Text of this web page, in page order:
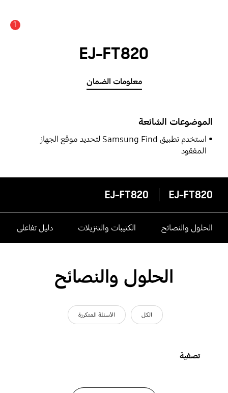
1
EJ-FT820
معلومات الضمان
الموضوعات الشائعة
استخدم تطبيق Samsung Find لتحديد موقع الجهاز
المفقود
EJ-FT820
EJ-FT820
الحلول والنصائح الكتيبات والتنزيلات دليل تفاعلى
الحلول والنصائح
الكل الأسئلة المتكررة
تصفية